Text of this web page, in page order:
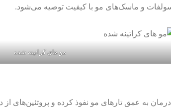
سولفات و ماسک‌های مو با کیفیت توصیه می‌شود.
مو های کراتینه شده
به عمق تارهای مو نفوذ کرده و پروتئین‌های